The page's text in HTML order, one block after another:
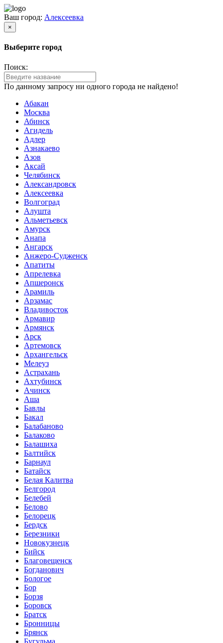
Ваш город: Алексеевка
×
Выберите город
Поиск:
По данному запросу ни одного города не найдено!
Абакан
Москва
Абинск
Агидель
Адлер
Азнакаево
Азов
Аксай
Челябинск
Александровск
Алексеевка
Волгоград
Алушта
Альметьевск
Амурск
Анапа
Ангарск
Анжеро-Судженск
Апатиты
Апрелевка
Апшеронск
Арамиль
Арзамас
Владивосток
Армавир
Армянск
Арск
Артемовск
Архангельск
Мелеуз
Астрахань
Ахтубинск
Ачинск
Аша
Бавлы
Бакал
Балабаново
Балаково
Балашиха
Балтийск
Барнаул
Батайск
Белая Калитва
Белгород
Белебей
Белово
Белорецк
Бердск
Березники
Новокузнецк
Бийск
Благовещенск
Богданович
Бологое
Бор
Борзя
Боровск
Братск
Бронницы
Брянск
Бугульма